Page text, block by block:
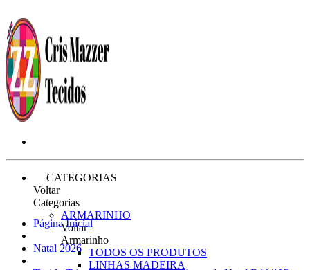
CATEGORIAS
Voltar
Categorias
ARMARINHO
Voltar
Armarinho
TODOS OS PRODUTOS
LINHAS MADEIRA
Página Inicial
Natal 2026